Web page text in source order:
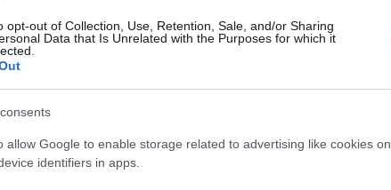
opt-out of Collection, Use, Retention, Sale, and/or Sharing
Data that Is Unrelated with the Purposes for which it
allow Google to enable storage related to advertising like cookies on
identifiers in apps.